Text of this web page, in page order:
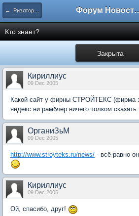
← Риэлторские и строительные фирмы Форум
Кто знает?
Закрыта
Кириллиус
09 Dec 2005
Какой сайт у фирны СТРОЙТЕКС (фирма
яндекс ни рамблер ничего толком
ОрганиЗьМ
09 Dec 2005
http://www.stroyteks.ru/news/ - всё-равно
Кириллиус
09 Dec 2005
Ой, спасибо, друг!